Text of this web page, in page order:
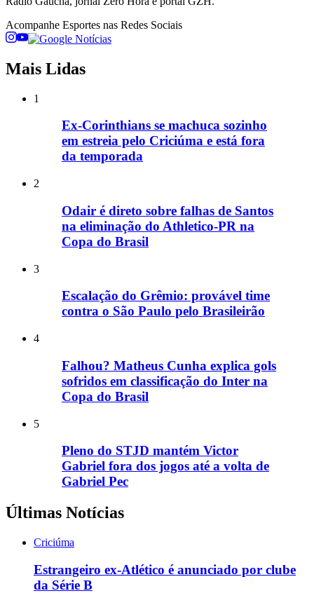
Acompanhe Esportes nas Redes Sociais
Mais Lidas
1
Ex-Corinthians se machuca sozinho
em estreia pelo Criciúma e está fora
da temporada
2
Odair é direto sobre falhas de Santos
na eliminação do Athletico-PR na
Copa do Brasil
3
Escalação do Grêmio: provável time
contra o São Paulo pelo Brasileirão
4
Falhou? Matheus Cunha explica gols
sofridos em classificação do Inter na
Copa do Brasil
5
Pleno do STJD mantém Victor
Gabriel fora dos jogos até a volta de
Gabriel Pec
Últimas Notícias
Criciúma
Estrangeiro ex-Atlético é anunciado por clube
da Série B